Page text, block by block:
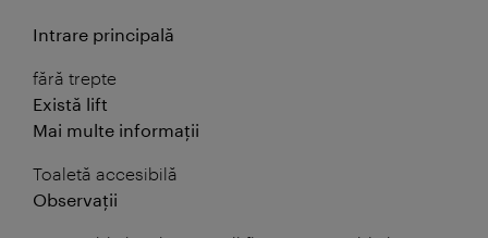
Intrare principală
fără trepte
Există lift
Mai multe informații
Toaletă accesibilă
Observații